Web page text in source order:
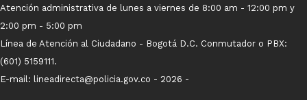
Atención administrativa de lunes a viernes de 8:00 am - 12:00 pm y
2:00 pm - 5:00 pm
Línea de Atención al Ciudadano - Bogotá D.C. Conmutador o PBX:
(601) 5159111.
E-mail: lineadirecta@policia.gov.co - 2026 -